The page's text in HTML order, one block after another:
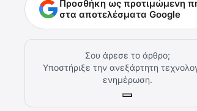
Προσθήκη ως προτιμώμενη
στα αποτελέσματα Google
Σου άρεσε το άρθρο;
Υποστήριξε την ανεξάρτητη
ενημέρωση.